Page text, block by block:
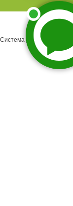
Система управления